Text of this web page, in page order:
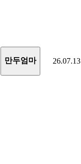
만두엄마 26.07.13